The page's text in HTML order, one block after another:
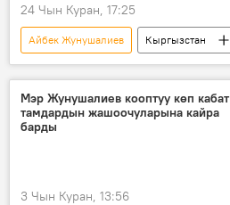
24 Чын Куран, 17:25
Айбек Жунушалиев
Кыргызстан
Бишкек
мэрия
унаа токтотуучу жай
Мэр Жунушалиев кооптуу көп кабат
тамдардын жашоочуларына кайра
барды
3 Чын Куран, 13:56